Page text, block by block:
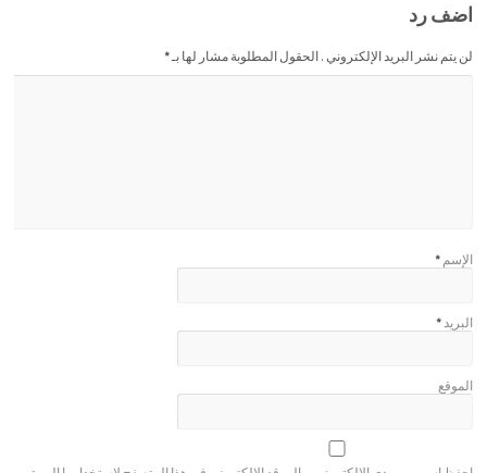
اضف رد
لن يتم نشر البريد الإلكتروني . الحقول المطلوبة مشار لها بـ*
الإسم *
البريد *
الموقع